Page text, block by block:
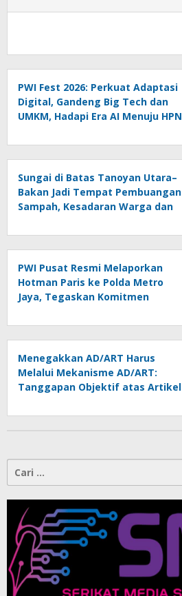
PWI Fest 2026: Perkuat Adaptasi
Digital, Gandeng Big Tech dan
UMKM, Hadapi Era AI Menuju HPN
Sungai di Batas Tanoyan Utara–
Bakan Jadi Tempat Pembuangan
Sampah, Kesadaran Warga dan
Dipertanyakan
PWI Pusat Resmi Melaporkan
Hotman Paris ke Polda Metro
Jaya, Tegaskan Komitmen
Menegakkan AD/ART Harus
Melalui Mekanisme AD/ART:
Tanggapan Objektif atas Artikel
Konspirasi Melanggar Aturan”
Cari
untuk: